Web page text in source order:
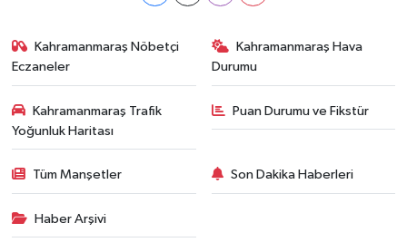
Kahramanmaraş Nöbetçi
Eczaneler
Kahramanmaraş Hava
Durumu
Kahramanmaraş Trafik
Yoğunluk Haritası
Puan Durumu ve Fikstür
Tüm Manşetler Son Dakika Haberleri
Haber Arşivi